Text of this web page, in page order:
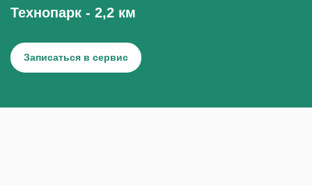
Технопарк - 2,2 км
Записаться в сервис